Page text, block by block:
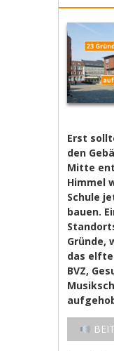
Erst
den
Mitte
Himmel
Schule
bauen.
Gründe,
das elfte
BVZ,